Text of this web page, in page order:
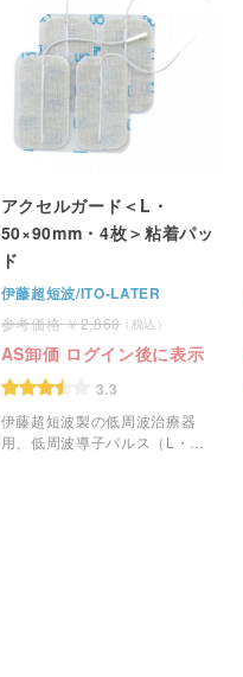
アクセルガード＜L・
50×90mm・4枚＞粘着パッ
ド
伊藤超短波/ITO-LATER
2,860
AS卸価 ログイン後に表示
3.3
伊藤超短波製の低周波治療器
用、低周波導子パルス（L・